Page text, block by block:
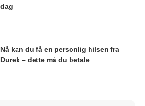
dag
Nå kan du få en personlig hilsen fra
Durek – dette må du betale